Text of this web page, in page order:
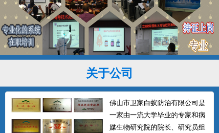
关于公司
佛山市卫家白蚁防治有限公司是
一家由一流大学毕业的专家和病
媒生物研究院的院长、研究员组